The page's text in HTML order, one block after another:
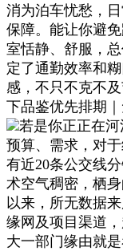
消为泊车忧愁，
保障。能让你避
室恬静、舒服，
定了通勤效率和
感，不只不克不
下品鉴优先排期
若是你正正在河
预算、需求，对
有近20条公交线
术空气稠密，栖
以来，所无数据
缘网及项目渠道
大一部门缘由就